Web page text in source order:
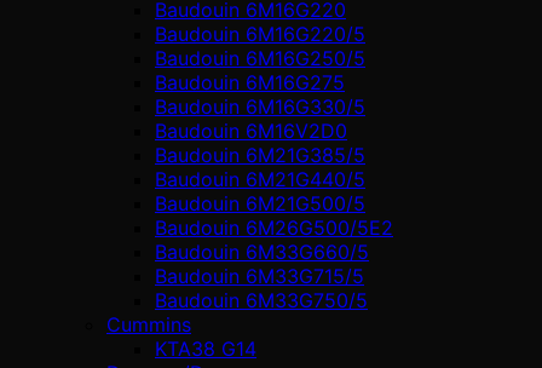
Baudouin 6M16G220
Baudouin 6M16G220/5
Baudouin 6M16G250/5
Baudouin 6M16G275
Baudouin 6M16G330/5
Baudouin 6M16V2D0
Baudouin 6M21G385/5
Baudouin 6M21G440/5
Baudouin 6M21G500/5
Baudouin 6M26G500/5E2
Baudouin 6M33G660/5
Baudouin 6M33G715/5
Baudouin 6M33G750/5
Cummins
KTA38 G14